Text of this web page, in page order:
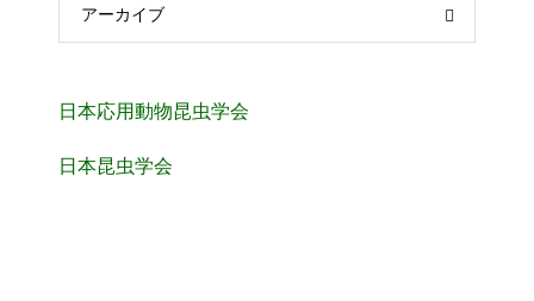
アーカイブ
日本応用動物昆虫学会
日本昆虫学会